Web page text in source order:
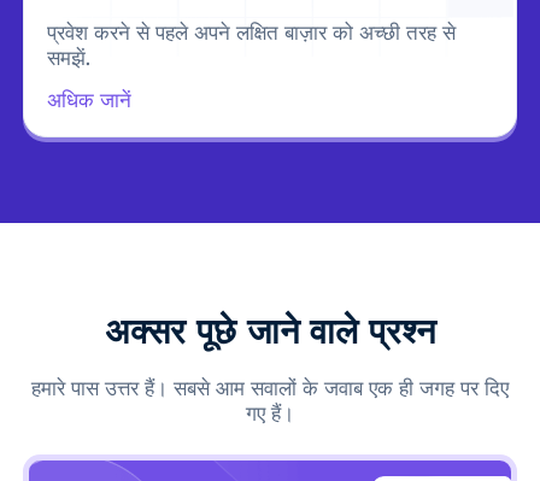
प्रवेश करने से पहले अपने लक्षित बाज़ार को अच्छी तरह से
समझें.
अधिक जानें
अक्सर पूछे जाने वाले प्रश्न
हमारे पास उत्तर हैं। सबसे आम सवालों के जवाब एक ही जगह पर दिए
गए हैं।